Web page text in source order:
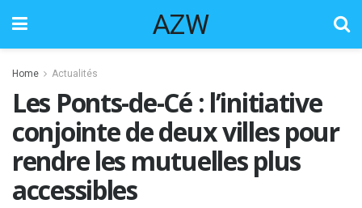
AZW
Home Actualités
Les Ponts-de-Cé : l’initiative
conjointe de deux villes pour
rendre les mutuelles plus
accessibles